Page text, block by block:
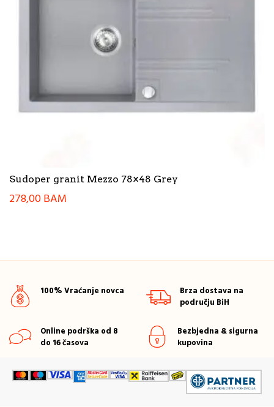
Sudoper granit Mezzo 78×48 Grey
278,00BAM
100% Vraćanje novca
Brza dostava na
području BiH
Online podrška od 8
do 16 časova
Bezbjedna & sigurna
kupovina